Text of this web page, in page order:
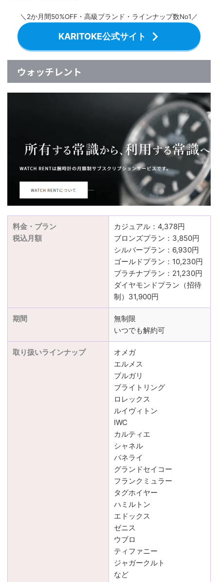
＼2か月間50%OFF・高級ブランド・ラインナップ数No1／
KARITOKE公式サイト
ウォッチレント
料金・プラン
税込月額
カジュアル：4,378円
ブロンズプラン：3,850円
シルバープラン：6,930円
ゴールドプラン：10,230円
プラチナプラン：21,230円
ダイヤモンドプラン（招待
制）31,900円
期間
無制限
いつでも解約可
取り扱いラインナップ
オメガ
エルメス
ブルガリ
ブライトリング
ロレックス
ルイヴィトン
IWC
カルティエ
シャネル
パネライ
グランドセイコー
フランクミュラー
タグホイヤー
ハミルトン
エドックス
ゼニス
ウブロ
ティファニー
ジャガークルト
など